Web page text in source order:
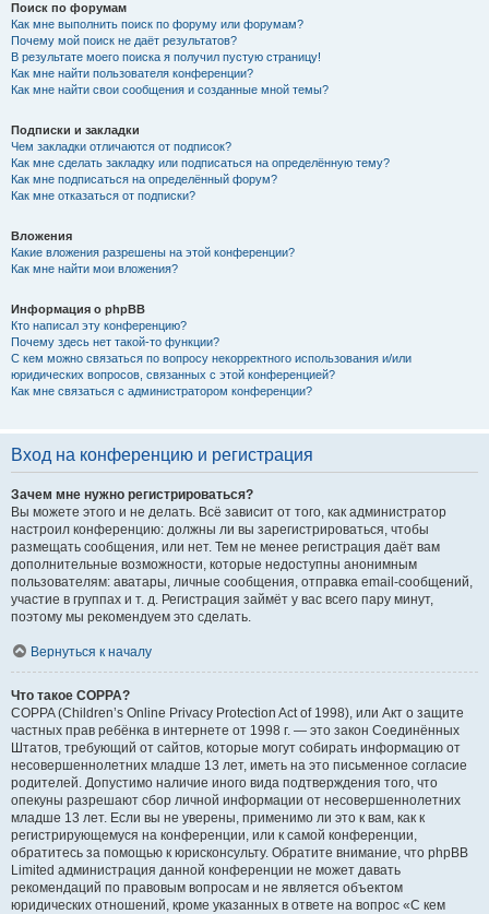
Поиск по форумам
Как мне выполнить поиск по форуму или форумам?
Почему мой поиск не даёт результатов?
В результате моего поиска я получил пустую страницу!
Как мне найти пользователя конференции?
Как мне найти свои сообщения и созданные мной темы?
Подписки и закладки
Чем закладки отличаются от подписок?
Как мне сделать закладку или подписаться на определённую тему?
Как мне подписаться на определённый форум?
Как мне отказаться от подписки?
Вложения
Какие вложения разрешены на этой конференции?
Как мне найти мои вложения?
Информация о phpBB
Кто написал эту конференцию?
Почему здесь нет такой-то функции?
С кем можно связаться по вопросу некорректного использования и/или
юридических вопросов, связанных с этой конференцией?
Как мне связаться с администратором конференции?
Вход на конференцию и регистрация
Зачем мне нужно регистрироваться?
Вы можете этого и не делать. Всё зависит от того, как администратор
настроил конференцию: должны ли вы зарегистрироваться, чтобы
размещать сообщения, или нет. Тем не менее регистрация даёт вам
дополнительные возможности, которые недоступны анонимным
пользователям: аватары, личные сообщения, отправка email-сообщений,
участие в группах и т. д. Регистрация займёт у вас всего пару минут,
поэтому мы рекомендуем это сделать.
Вернуться к началу
Что такое COPPA?
COPPA (Children’s Online Privacy Protection Act of 1998), или Акт о защите
частных прав ребёнка в интернете от 1998 г. — это закон Соединённых
Штатов, требующий от сайтов, которые могут собирать информацию от
несовершеннолетних младше 13 лет, иметь на это письменное согласие
родителей. Допустимо наличие иного вида подтверждения того, что
опекуны разрешают сбор личной информации от несовершеннолетних
младше 13 лет. Если вы не уверены, применимо ли это к вам, как к
регистрирующемуся на конференции, или к самой конференции,
обратитесь за помощью к юрисконсульту. Обратите внимание, что phpBB
Limited администрация данной конференции не может давать
рекомендаций по правовым вопросам и не является объектом
юридических отношений, кроме указанных в ответе на вопрос «С кем